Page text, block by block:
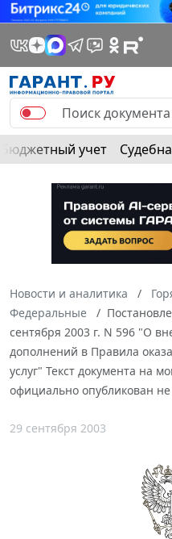
Бюджетный учет
Новости и аналитика
Федеральные
сентября 2003 г. N 596 "О
дополнений в Правила
услуг" Текст документа на
официально опубликован
29 сентября 2003